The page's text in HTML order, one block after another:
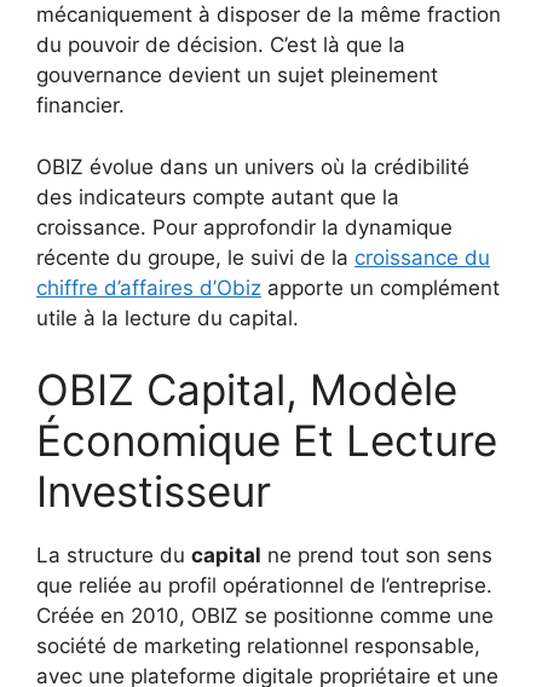
mécaniquement à disposer de la même fraction
du pouvoir de décision. C’est là que la
gouvernance devient un sujet pleinement
financier.
OBIZ évolue dans un univers où la crédibilité
des indicateurs compte autant que la
croissance. Pour approfondir la dynamique
récente du groupe, le suivi de la croissance du
chiffre d’affaires d’Obiz apporte un complément
utile à la lecture du capital.
OBIZ Capital, Modèle
Économique Et Lecture
Investisseur
La structure du capital ne prend tout son sens
que reliée au profil opérationnel de l’entreprise.
Créée en 2010, OBIZ se positionne comme une
société de marketing relationnel responsable,
avec une plateforme digitale propriétaire et une